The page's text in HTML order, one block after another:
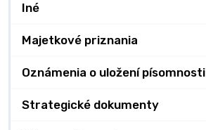
Iné
Majetkové priznania
Oznámenia o uložení písomnosti
Strategické dokumenty